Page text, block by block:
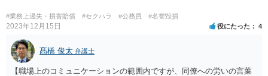
ワハラに該当するか否か、するとした場合実際に損害賠償請求が可能
な事案か否かを相談することをおすすめします。
#業務上過失・損害賠償 #セクハラ #公務員 #名誉毀損
2023年12月15日 役にたった 4
髙橋 俊太 弁護士
【職場上のコミュニケーションの範囲内ですが、同僚への労いの言葉